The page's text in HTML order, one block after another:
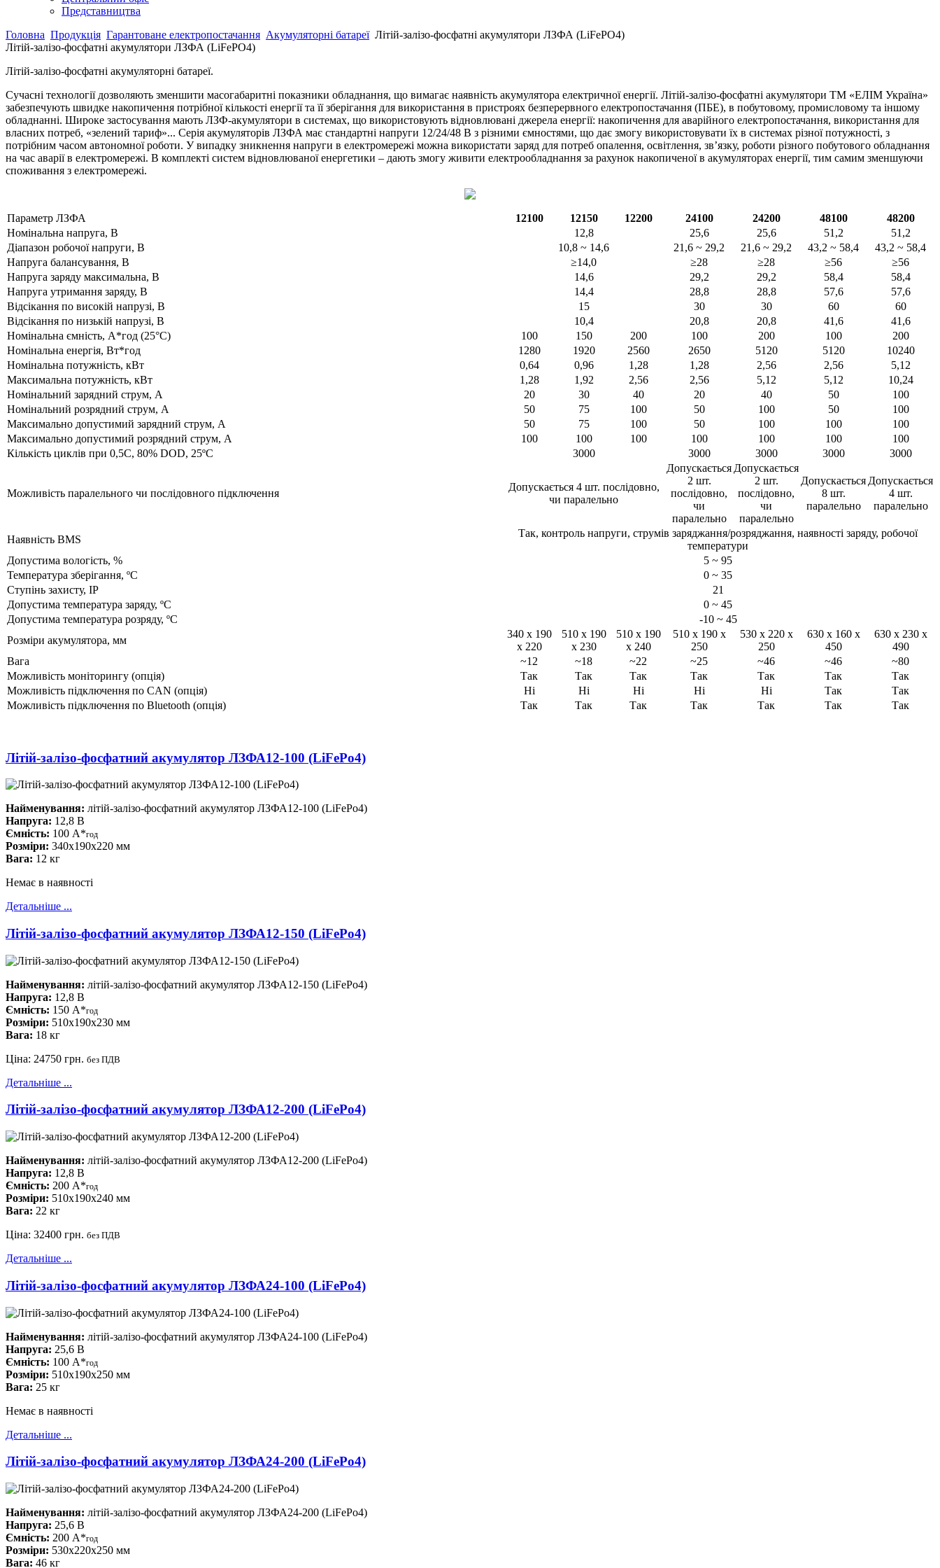
Представництва
Головна Продукція Гарантоване електропостачання Акумуляторні батареї Літій-залізо-фосфатні акумулятори ЛЗФА (LiFePO4)
Літій-залізо-фосфатні акумулятори ЛЗФА (LiFePO4)
Літій-залізо-фосфатні акумуляторні батареї.
Сучасні технології дозволяють зменшити масогабаритні показники обладнання, що вимагає наявність акумулятора електричної енергії. Літій-залізо-фосфатні акумулятори ТМ «ЕЛІМ Україна»
забезпечують швидке накопичення потрібної кількості енергії та її зберігання для використання в пристроях безперервного електропостачання (ПБЕ), в побутовому, промисловому та іншому
обладнанні. Широке застосування мають ЛЗФ-акумулятори в системах, що використовують відновлювані джерела енергії: накопичення для аварійного електропостачання, використання для
власних потреб, «зелений тариф»... Серія акумуляторів ЛЗФА має стандартні напруги 12/24/48 В з різними ємностями, що дає змогу використовувати їх в системах різної потужності, з
потрібним часом автономної роботи. У випадку зникнення напруги в електромережі можна використати заряд для потреб опалення, освітлення, зв’язку, роботи різного побутового обладнання
на час аварії в електромережі. В комплекті систем відновлюваної енергетики – дають змогу живити електрообладнання за рахунок накопиченої в акумуляторах енергії, тим самим зменшуючи
споживання з електромережі.
Параметр ЛЗФА 12100 12150 12200 24100 24200 48100
48200
Номінальна напруга, В
12,8 25,6 25,6 51,2
51,2
Діапазон робочої напруги, В
10,8 ~ 14,6 21,6 ~ 29,2 21,6 ~ 29,2 43,2 ~ 58,4
43,2 ~ 58,4
Напруга балансування, В
≥14,0 ≥28 ≥28 ≥56
≥56
Напруга заряду максимальна, В
14,6 29,2 29,2 58,4
58,4
Напруга утримання заряду, В
14,4 28,8 28,8 57,6
57,6
Відсікання по високій напрузі, В
15 30 30 60
60
Відсікання по низькій напрузі, В
10,4 20,8 20,8 41,6
41,6
Номінальна ємність, А*год (25°C)
100 150 200 100 200 100
200
Номінальна енергія, Вт*год
1280 1920 2560 2650 5120 5120
10240
Номінальна потужність, кВт
0,64 0,96 1,28 1,28 2,56 2,56
5,12
Максимальна потужність, кВт
1,28 1,92 2,56 2,56 5,12 5,12
10,24
Номінальний зарядний струм, А
20 30 40 20 40 50
100
Номінальний розрядний струм, А
50 75 100 50 100 50
100
Максимально допустимий зарядний струм, А
50 75 100 50 100 100
100
Максимально допустимий розрядний струм, А
100 100 100 100 100 100
100
Кількість циклів при 0,5C, 80% DOD, 25ºC
3000 3000 3000 3000 3000
Можливість паралельного чи послідовного підключення
Допускається 4 шт. послідовно,
чи паралельно
Допускається
2 шт.
послідовно,
чи
паралельно
Допускається
2 шт.
послідовно,
чи
паралельно
Допускається
8 шт.
паралельно
Допускається
4 шт.
паралельно
Наявність BMS
Так, контроль напруги, струмів заряджання/розряджання, наявності заряду, робочої
температури
Допустима вологість, %
5 ~ 95
Температура зберігання, ºC
0 ~ 35
Ступінь захисту, IP
21
Допустима температура заряду, ºC
0 ~ 45
Допустима температура розряду, ºC
-10 ~ 45
Розміри акумулятора, мм
340 x 190
x 220
510 x 190
x 230
510 x 190
x 240
510 x 190 x
250
530 x 220 x
250
630 x 160 x
450
630 x 230 x
490
Вага
~12 ~18 ~22 ~25 ~46 ~46
~80
Можливість моніторингу (опція)
Так Так Так Так Так Так
Так
Можливість підключення по CAN (опція)
Ні Ні Ні Ні Ні Так
Так
Можливість підключення по Bluetooth (опція)
Так Так Так Так Так Так Так
Літій-залізо-фосфатний акумулятор ЛЗФА12-100 (LiFePo4)
Найменування: літій-залізо-фосфатний акумулятор ЛЗФА12-100 (LiFePo4)
Напруга: 12,8 В
Ємність: 100 А*год
Розміри: 340x190x220 мм
Вага: 12 кг
Немає в наявності
Детальніше ...
Літій-залізо-фосфатний акумулятор ЛЗФА12-150 (LiFePo4)
Найменування: літій-залізо-фосфатний акумулятор ЛЗФА12-150 (LiFePo4)
Напруга: 12,8 В
Ємність: 150 А*год
Розміри: 510x190x230 мм
Вага: 18 кг
Ціна: 24750 грн. без ПДВ
Детальніше ...
Літій-залізо-фосфатний акумулятор ЛЗФА12-200 (LiFePo4)
Найменування: літій-залізо-фосфатний акумулятор ЛЗФА12-200 (LiFePo4)
Напруга: 12,8 В
Ємність: 200 А*год
Розміри: 510x190x240 мм
Вага: 22 кг
Ціна: 32400 грн. без ПДВ
Детальніше ...
Літій-залізо-фосфатний акумулятор ЛЗФА24-100 (LiFePo4)
Найменування: літій-залізо-фосфатний акумулятор ЛЗФА24-100 (LiFePo4)
Напруга: 25,6 В
Ємність: 100 А*год
Розміри: 510x190x250 мм
Вага: 25 кг
Немає в наявності
Детальніше ...
Літій-залізо-фосфатний акумулятор ЛЗФА24-200 (LiFePo4)
Найменування: літій-залізо-фосфатний акумулятор ЛЗФА24-200 (LiFePo4)
Напруга: 25,6 В
Ємність: 200 А*год
Розміри: 530x220x250 мм
Вага: 46 кг